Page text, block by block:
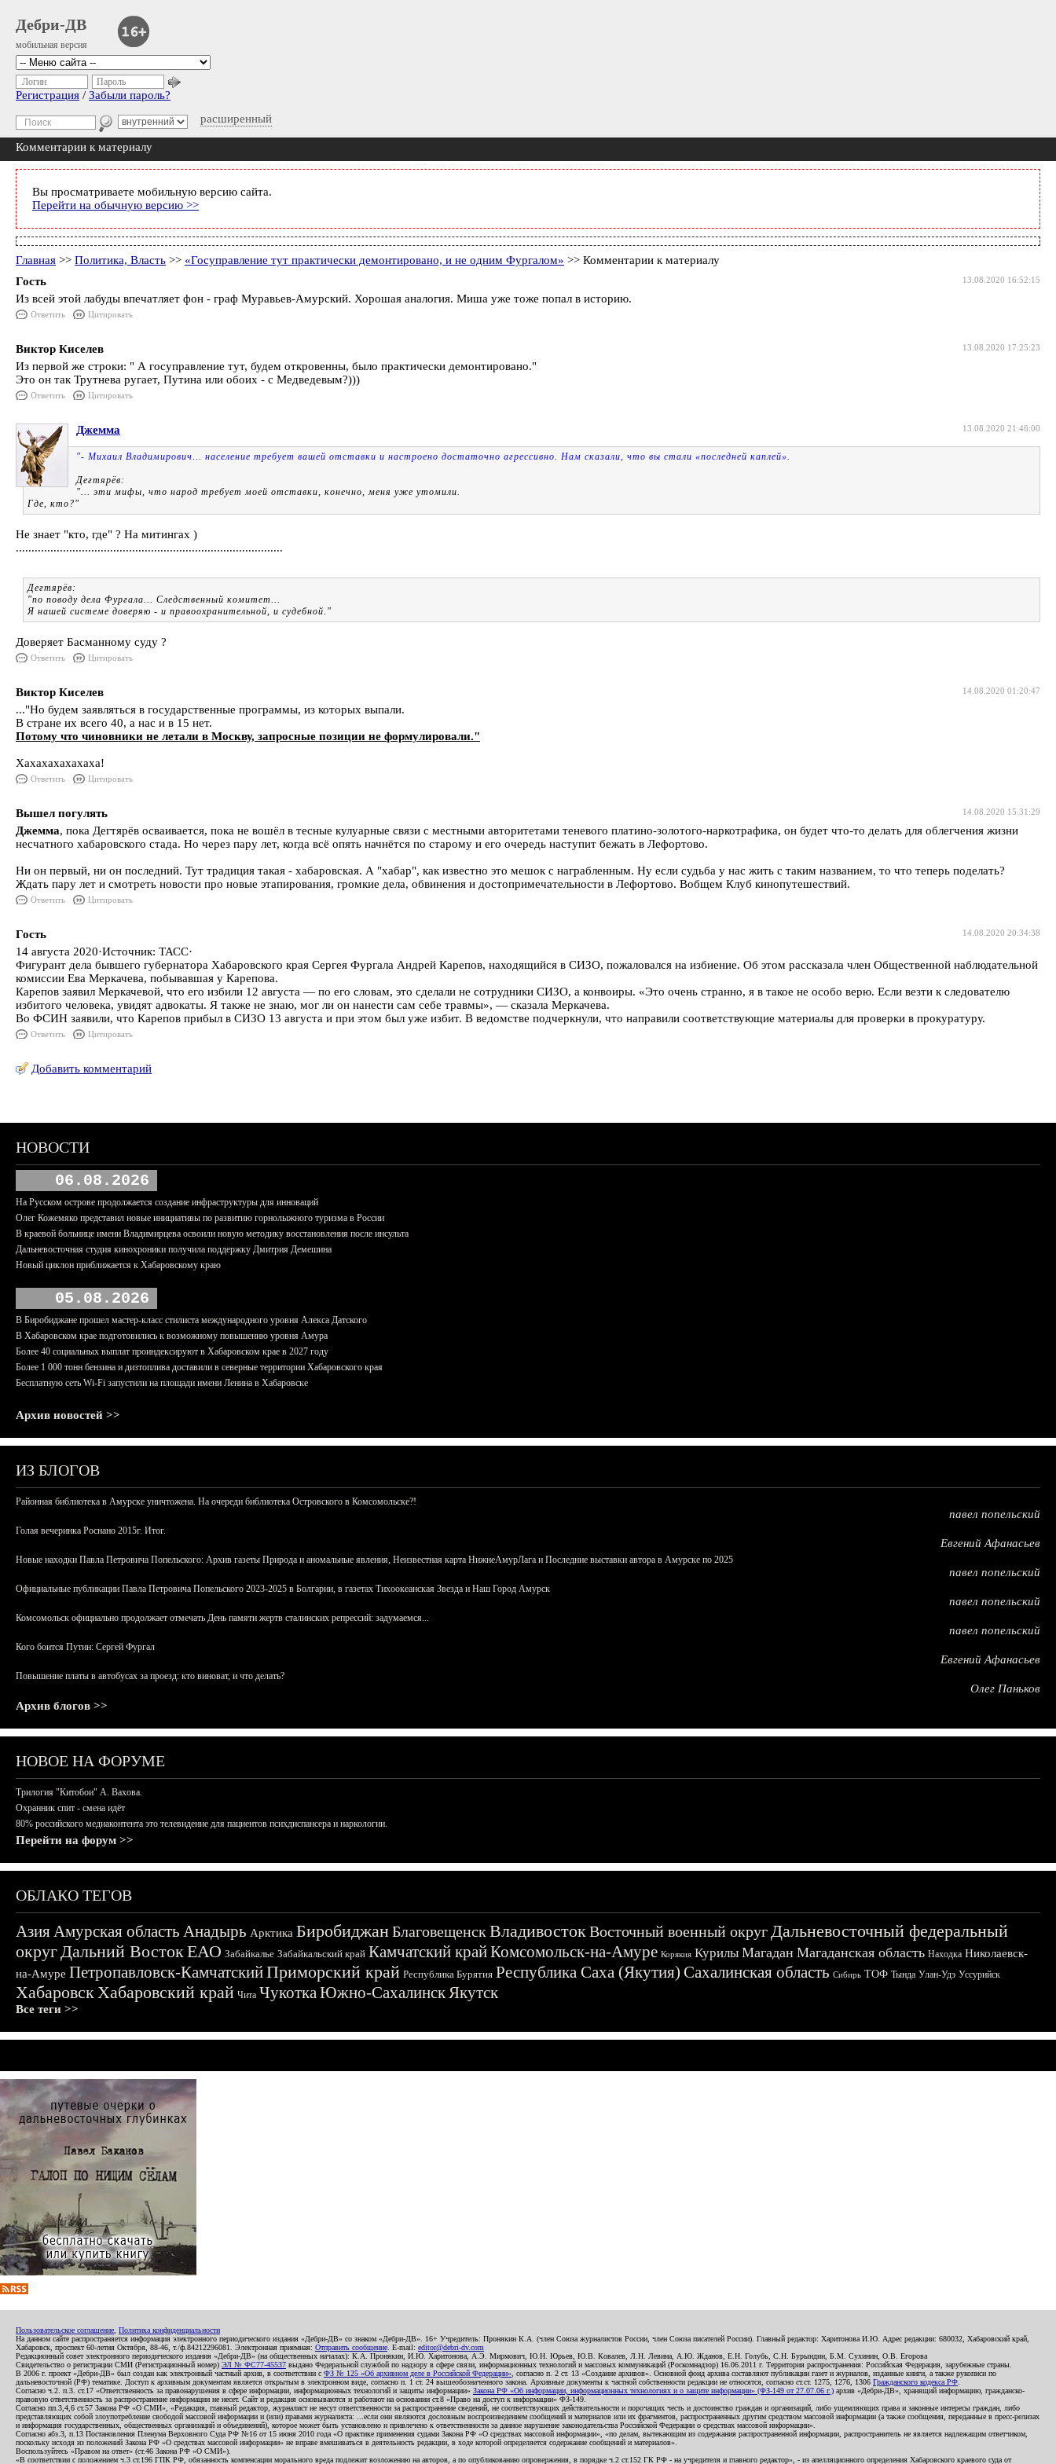
Дебри-ДВ
мобильная версия
расширенный
Логин Пароль
Регистрация / Забыли пароль?
Комментарии к материалу
Вы просматриваете мобильную версию сайта.
Перейти на обычную версию >>
Главная >> Политика, Власть >> «Госуправление тут практически демонтировано, и не одним Фургалом» >> Комментарии к материалу
13.08.2020 16:52:15
Гость
Из всей этой лабуды впечатляет фон - граф Муравьев-Амурский. Хорошая аналогия. Миша уже тоже попал в историю.
Ответить Цитировать
13.08.2020 17:25:23
Виктор Киселев
Из первой же строки: " А госуправление тут, будем откровенны, было практически демонтировано."
Это он так Трутнева ругает, Путина или обоих - с Медведевым?)))
Ответить Цитировать
13.08.2020 21:46:00
Джемма
"- Михаил Владимирович... население требует вашей отставки и настроено достаточно агрессивно. Нам сказали, что вы стали «последней каплей».
Дегтярёв:
"... эти мифы, что народ требует моей отставки, конечно, меня уже утомили.
Где, кто?"
Не знает "кто, где" ? На митингах )
.....................................................................................
Дегтярёв:
"по поводу дела Фургала... Следственный комитет...
Я нашей системе доверяю - и правоохранительной, и судебной."
Доверяет Басманному суду ?
Ответить Цитировать
14.08.2020 01:20:47
Виктор Киселев
..."Но будем заявляться в государственные программы, из которых выпали.
В стране их всего 40, а нас и в 15 нет.
Потому что чиновники не летали в Москву, запросные позиции не формулировали."
Хахахахахахаха!
Ответить Цитировать
14.08.2020 15:31:29
Вышел погулять
Джемма, пока Дегтярёв осваивается, пока не вошёл в тесные кулуарные связи с местными авторитетами теневого платино-золотого-наркотрафика, он будет что-то делать для облегчения жизни
несчатного хабаровского стада. Но через пару лет, когда всё опять начнётся по старому и его очередь наступит бежать в Лефортово.
Ни он первый, ни он последний. Тут традиция такая - хабаровская. А "хабар", как известно это мешок с награбленным. Ну если судьба у нас жить с таким названием, то что теперь поделать?
Ждать пару лет и смотреть новости про новые этапирования, громкие дела, обвинения и достопримечательности в Лефортово. Вобщем Клуб кинопутешествий.
Ответить Цитировать
14.08.2020 20:34:38
Гость
14 августа 2020·Источник: ТАСС·
Фигурант дела бывшего губернатора Хабаровского края Сергея Фургала Андрей Карепов, находящийся в СИЗО, пожаловался на избиение. Об этом рассказала член Общественной наблюдательной
комиссии Ева Меркачева, побывавшая у Карепова.
Карепов заявил Меркачевой, что его избили 12 августа — по его словам, это сделали не сотрудники СИЗО, а конвоиры. «Это очень странно, я в такое не особо верю. Если везти к следователю
избитого человека, увидят адвокаты. Я также не знаю, мог ли он нанести сам себе травмы», — сказала Меркачева.
Во ФСИН заявили, что Карепов прибыл в СИЗО 13 августа и при этом был уже избит. В ведомстве подчеркнули, что направили соответствующие материалы для проверки в прокуратуру.
Ответить Цитировать
Добавить комментарий
НОВОСТИ
06.08.2026
На Русском острове продолжается создание инфраструктуры для инноваций
Олег Кожемяко представил новые инициативы по развитию горнолыжного туризма в России
В краевой больнице имени Владимирцева освоили новую методику восстановления после инсульта
Дальневосточная студия кинохроники получила поддержку Дмитрия Демешина
Новый циклон приближается к Хабаровскому краю
05.08.2026
В Биробиджане прошел мастер-класс стилиста международного уровня Алекса Датского
В Хабаровском крае подготовились к возможному повышению уровня Амура
Более 40 социальных выплат проиндексируют в Хабаровском крае в 2027 году
Более 1 000 тонн бензина и дизтоплива доставили в северные территории Хабаровского края
Бесплатную сеть Wi-Fi запустили на площади имени Ленина в Хабаровске
Архив новостей >>
ИЗ БЛОГОВ
Районная библиотека в Амурске уничтожена. На очереди библиотека Островского в Комсомольске?!
павел попельский
Голая вечеринка Роснано 2015г. Итог.
Евгений Афанасьев
Новые находки Павла Петровича Попельского: Архив газеты Природа и аномальные явления, Неизвестная карта НижнеАмурЛага и Последние выставки автора в Амурске по 2025
павел попельский
Официальные публикации Павла Петровича Попельского 2023-2025 в Болгарии, в газетах Тихоокеанская Звезда и Наш Город Амурск
павел попельский
Комсомольск официально продолжает отмечать День памяти жертв сталинских репрессий: задумаемся...
павел попельский
Кого боится Путин: Сергей Фургал
Евгений Афанасьев
Повышение платы в автобусах за проезд: кто виноват, и что делать?
Олег Паньков
Архив блогов >>
НОВОЕ НА ФОРУМЕ
Трилогия "Китобои" А. Вахова.
Охранник спит - смена идёт
80% российского медиаконтента это телевидение для пациентов психдиспансера и наркологии.
Перейти на форум >>
ОБЛАКО ТЕГОВ
АзияАмурская область Анадырь Арктика БиробиджанБлаговещенскВладивостокВосточный военный округДальневосточный федеральный
округДальний ВостокЕАО Забайкалье Забайкальский край Камчатский крайКомсомольск-на-Амуре Корякия Курилы Магадан Магаданская область Находка Николаевск-
на-Амуре Петропавловск-КамчатскийПриморский край Республика Бурятия Республика Саха (Якутия) Сахалинская область Сибирь ТОФ Тында Улан-Удэ Уссурийск
ХабаровскХабаровский край Чита ЧукоткаЮжно-СахалинскЯкутск
Все теги >>
Пользовательское соглашение Политика конфиденциальности
На данном сайте распространяется информация электронного периодического издания «Дебри-ДВ» со знаком «Дебри-ДВ». 16+ Учредитель: Пронякин К.А. (член Союза журналистов России, член Союза писателей России). Главный редактор: Харитонова И.Ю. Адрес редакции: 680032, Хабаровский край,
Хабаровск, проспект 60-летия Октября, 88-46, т./ф.84212296081. Электронная приемная: Отправить сообщение . E-mail: editor@debri-dv.com
Редакционный совет электронного периодического издания «Дебри-ДВ» (на общественных началах): К.А. Пронякин, И.Ю. Харитонова, А.Э. Мирмович, Ю.Н. Юрьев, Ю.В. Ковалев, Л.Н. Левина, А.Ю. Жданов, Е.Н. Голубь, С.Н. Бурындин, Б.М. Сухинин, О.В. Егорова
Свидетельство о регистрации СМИ (Регистрационный номер) ЭЛ № ФС77-45537 выдано Федеральной службой по надзору в сфере связи, информационных технологий и массовых коммуникаций (Роскомнадзор) 16.06.2011 г. Территория распространения: Российская Федерация, зарубежные страны.
В 2006 г. проект «Дебри-ДВ» был создан как электронный частный архив, в соответствии с ФЗ № 125 «Об архивном деле в Российской Федерации» , согласно п. 2 ст. 13 «Создание архивов». Основной фонд архива составляют публикации газет и журналов, изданные книги, а также рукописи по
дальневосточной (РФ) тематике. Доступ к архивным документам является открытым в электронном виде, согласно п. 1 ст. 24 вышеобозначенного закона. Архивные документы к частной собственности редакции не относятся, согласно ст.ст. 1275, 1276, 1306 Гражданского кодекса РФ
Согласно ч.2. п.3. ст.17 «Ответственность за правонарушения в сфере информации, информационных технологий и защиты информации» Закона РФ «Об информации, информационных технологиях и о защите информации» (ФЗ-149 от 27.07.06 г.) архив «Дебри-ДВ», хранящий информацию, гражданско-
правовую ответственность за распространение информации не несет. Сайт и редакция основываются и работают на основании ст.8 «Право на доступ к информации» ФЗ-149.
Согласно пп.3,4,6 ст.57 Закона РФ «О СМИ», «Редакция, главный редактор, журналист не несут ответственности за распространение сведений, не соответствующих действительности и порочащих честь и достоинство граждан и организаций, либо ущемляющих права и законные интересы граждан, либо
представляющих собой злоупотребление свободой массовой информации и (или) правами журналиста: ...если они являются дословным воспроизведением сообщений и материалов или их фрагментов, распространенных другим средством массовой информации (а также сообщения, переданные в пресс-релизах
и информация государственных, общественных организаций и объединений), которое может быть установлено и привлечено к ответственности за данное нарушение законодательства Российской Федерации о средствах массовой информации».
Согласно абз.3, п.13 Постановления Пленума Верховного Суда РФ №16 от 15 июня 2010 года «О практике применения судами Закона РФ «О средствах массовой информации», «по делам, вытекающим из содержания распространенной информации, распространитель не является надлежащим ответчиком,
поскольку исходя из положений Закона РФ «О средствах массовой информации» не вправе вмешиваться в деятельность редакции, в ходе которой определяется содержание сообщений и материалов».
Воспользуйтесь «Правом на ответ» (ст.46 Закона РФ «О СМИ»).
«В соответствии с положением ч.3 ст.196 ГПК РФ, обязанность компенсации морального вреда подлежит возложению на авторов, а по опубликованию опровержения, в порядке ч.2 ст.152 ГК РФ - на учредителя и главного редактор», - из апелляционного определения Хабаровского краевого суда от